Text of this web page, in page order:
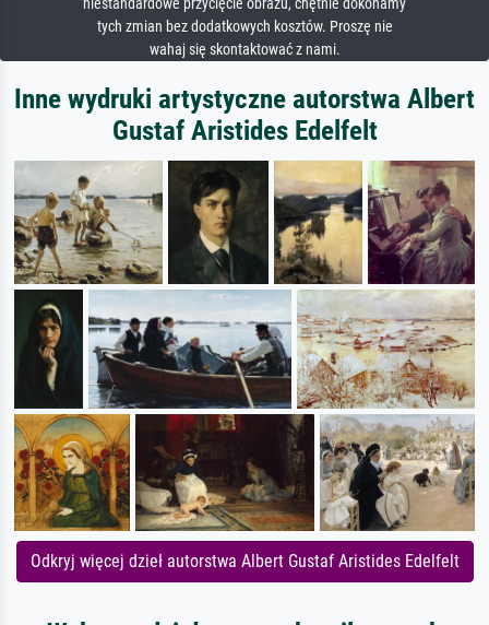
tych zmian bez dodatkowych kosztów. Proszę nie
wahaj się skontaktować z nami.
Inne wydruki artystyczne autorstwa Albert
Gustaf Aristides Edelfelt
Odkryj więcej dzieł autorstwa Albert Gustaf Aristides Edelfelt